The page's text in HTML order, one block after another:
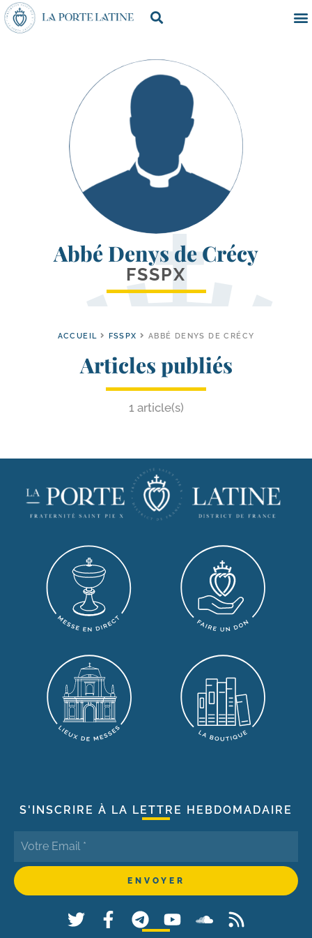
Abbé Denys de Crécy
FSSPX
ACCUEIL FSSPX ABBÉ DENYS DE CRÉCY
Articles publiés
1 article(s)
S'INSCRIRE À LA LETTRE HEBDOMADAIRE